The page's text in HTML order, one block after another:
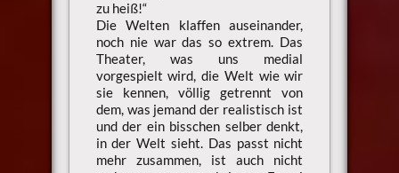
zu heiß!“
Die Welten klaffen auseinander,
noch nie war das so extrem. Das
Theater, was uns medial
vorgespielt wird, die Welt wie wir
sie kennen, völlig getrennt von
dem, was jemand der realistisch ist
und der ein bisschen selber denkt,
in der Welt sieht. Das passt nicht
mehr zusammen, ist auch nicht